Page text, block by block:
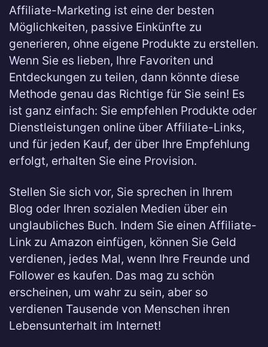
Affiliate-Marketing ist eine der besten
Möglichkeiten, passive Einkünfte zu
generieren, ohne eigene Produkte zu erstellen.
Wenn Sie es lieben, Ihre Favoriten und
Entdeckungen zu teilen, dann könnte diese
Methode genau das Richtige für Sie sein! Es
ist ganz einfach: Sie empfehlen Produkte oder
Dienstleistungen online über Affiliate-Links,
und für jeden Kauf, der über Ihre Empfehlung
erfolgt, erhalten Sie eine Provision.
Stellen Sie sich vor, Sie sprechen in Ihrem
Blog oder Ihren sozialen Medien über ein
unglaubliches Buch. Indem Sie einen Affiliate-
Link zu Amazon einfügen, können Sie Geld
verdienen, jedes Mal, wenn Ihre Freunde und
Follower es kaufen. Das mag zu schön
erscheinen, um wahr zu sein, aber so
verdienen Tausende von Menschen ihren
Lebensunterhalt im Internet!